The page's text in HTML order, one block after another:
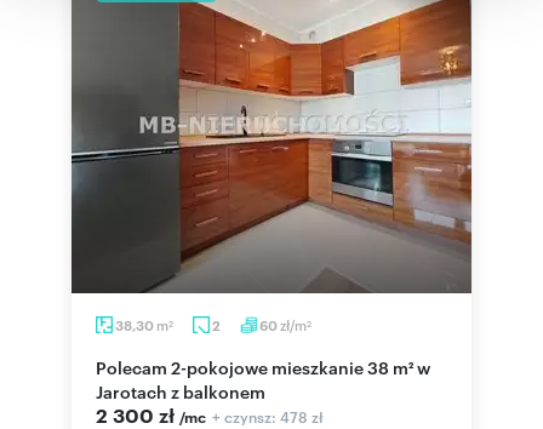
38,30 m2 2 60zł/m2
Polecam 2-pokojowe mieszkanie 38 m² w
Jarotach z balkonem
2 300 zł /mc + czynsz: 478 zł